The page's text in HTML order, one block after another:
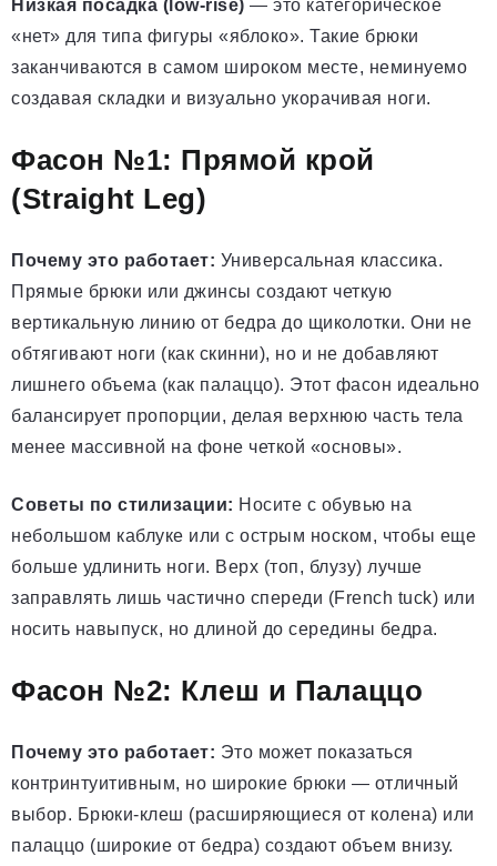
Низкая посадка (low-rise) — это категорическое
«нет» для типа фигуры «яблоко». Такие брюки
заканчиваются в самом широком месте, неминуемо
создавая складки и визуально укорачивая ноги.
Фасон №1: Прямой крой
(Straight Leg)
Почему это работает: Универсальная классика.
Прямые брюки или джинсы создают четкую
вертикальную линию от бедра до щиколотки. Они не
обтягивают ноги (как скинни), но и не добавляют
лишнего объема (как палаццо). Этот фасон идеально
балансирует пропорции, делая верхнюю часть тела
менее массивной на фоне четкой «основы».
Советы по стилизации: Носите с обувью на
небольшом каблуке или с острым носком, чтобы еще
больше удлинить ноги. Верх (топ, блузу) лучше
заправлять лишь частично спереди (French tuck) или
носить навыпуск, но длиной до середины бедра.
Фасон №2: Клеш и Палаццо
Почему это работает: Это может показаться
контринтуитивным, но широкие брюки — отличный
выбор. Брюки-клеш (расширяющиеся от колена) или
палаццо (широкие от бедра) создают объем внизу.